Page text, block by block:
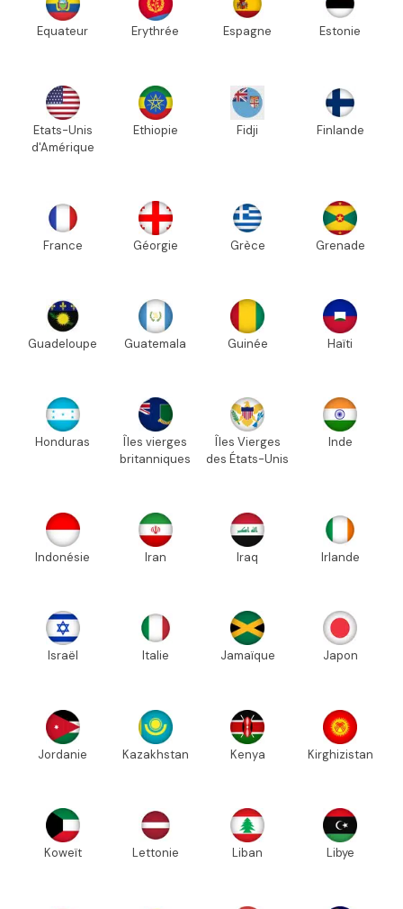
Equateur Erythrée Espagne Estonie
Etats-Unis
d'Amérique
Ethiopie Fidji Finlande
France Géorgie Grèce Grenade
Guadeloupe Guatemala Guinée Haïti
Honduras
Îles vierges
britanniques
Îles Vierges
des États-Unis
Inde
Indonésie Iran Iraq Irlande
Israël Italie Jamaïque Japon
Jordanie Kazakhstan Kenya Kirghizistan
Koweït Lettonie Liban Libye